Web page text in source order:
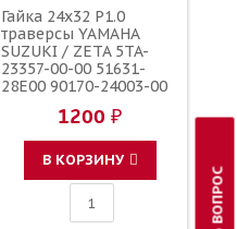
Гайка 24x32 P1.0
траверсы YAMAHA
SUZUKI / ZETA 5TA-
23357-00-00 51631-
28E00 90170-24003-00
1200 ₽
В КОРЗИНУ